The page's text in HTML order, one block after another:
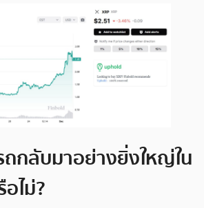
ถกลับมาอย่างยิ่งใหญ่ใน
ไม่?